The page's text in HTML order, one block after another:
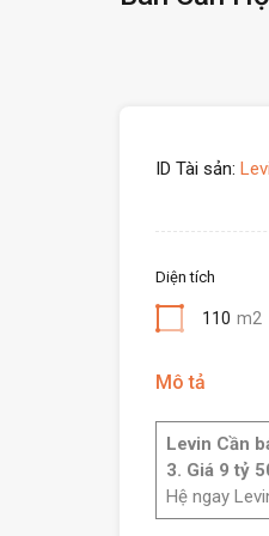
ID Tài sản:
Diện tích
110 m2
Mô tả
Levin Cần
3. Giá 9 tỷ
Hệ ngay